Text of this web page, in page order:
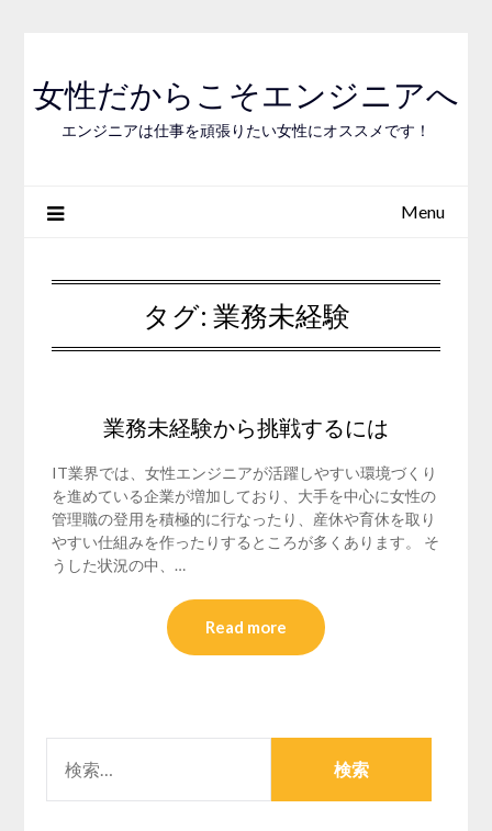
女性だからこそエンジニアへ
エンジニアは仕事を頑張りたい女性にオススメです！
Menu
タグ: 業務未経験
業務未経験から挑戦するには
IT業界では、女性エンジニアが活躍しやすい環境づくり
を進めている企業が増加しており、大手を中心に女性の
管理職の登用を積極的に行なったり、産休や育休を取り
やすい仕組みを作ったりするところが多くあります。 そ
うした状況の中、…
Read more
索: